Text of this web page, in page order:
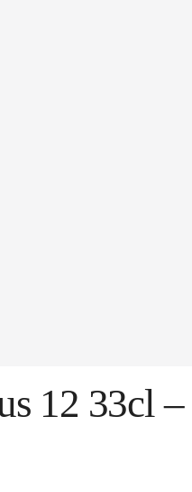
12 33cl